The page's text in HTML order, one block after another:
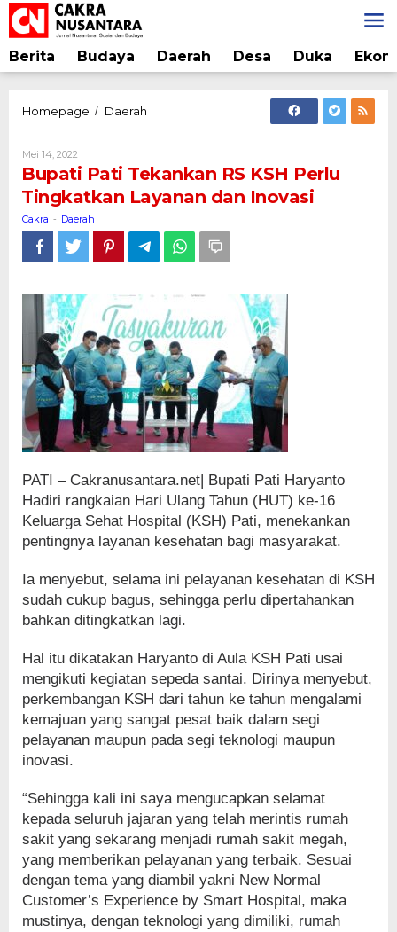
Lewati
ke
konten
Berita Budaya Daerah Desa Duka
Homepage / Daerah
KSH
Perlu
Layanan
dan
Mei 14, 2022
Cakra
Bupati Pati Tekankan RS KSH Perlu
Tingkatkan Layanan dan Inovasi
Cakra - Daerah
PATI – Cakranusantara.net| Bupati Pati Haryanto
Hadiri rangkaian Hari Ulang Tahun (HUT) ke-16
Keluarga Sehat Hospital (KSH) Pati, menekankan
pentingnya layanan kesehatan bagi masyarakat.
Ia menyebut, selama ini pelayanan kesehatan di KSH
sudah cukup bagus, sehingga perlu dipertahankan
bahkan ditingkatkan lagi.
Hal itu dikatakan Haryanto di Aula KSH Pati usai
mengikuti kegiatan sepeda santai. Dirinya menyebut,
perkembangan KSH dari tahun ke tahun mengalami
kemajuan yang sangat pesat baik dalam segi
pelayanan maupun pada segi teknologi maupun
inovasi.
“Sehingga kali ini saya mengucapkan selamat
kepada seluruh jajaran yang telah merintis rumah
sakit yang sekarang menjadi rumah sakit megah,
yang memberikan pelayanan yang terbaik. Sesuai
dengan tema yang diambil yakni New Normal
Customer’s Experience by Smart Hospital, maka
mustinya, dengan teknologi yang dimiliki, rumah